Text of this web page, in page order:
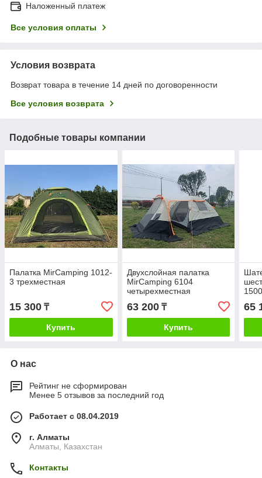
Наложенный платеж
Все условия оплаты
Условия возврата
Возврат товара в течение 14 дней по договоренности
Все условия возврата
Подобные товары компании
Палатка MirCamping 1012-
3 трехместная
15 300 ₸
Купить
Двухслойная палатка
MirCamping 6104
четырехместная
63 200₸
Купить
65
О нас
Рейтинг не сформирован
Менее 5 отзывов за последний год
Работает с 08.04.2019
г. Алматы
Алматы, Казахстан
Контакты